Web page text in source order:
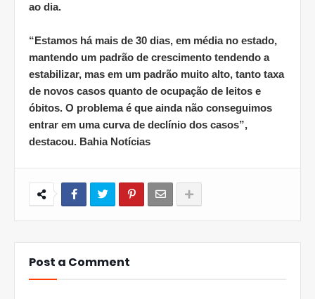
ao dia.
“Estamos há mais de 30 dias, em média no estado,
mantendo um padrão de crescimento tendendo a
estabilizar, mas em um padrão muito alto, tanto taxa
de novos casos quanto de ocupação de leitos e
óbitos. O problema é que ainda não conseguimos
entrar em uma curva de declínio dos casos”,
destacou. Bahia Notícias
Post a Comment